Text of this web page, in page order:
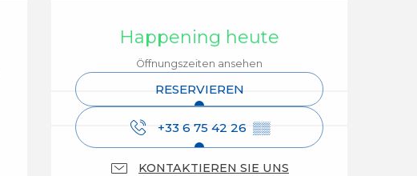
Öffnungszeiten &
Happening heute
Öffnungszeiten ansehen
RESERVIEREN
+33 6 75 42 26 ▒▒
KONTAKTIEREN SIE UNS